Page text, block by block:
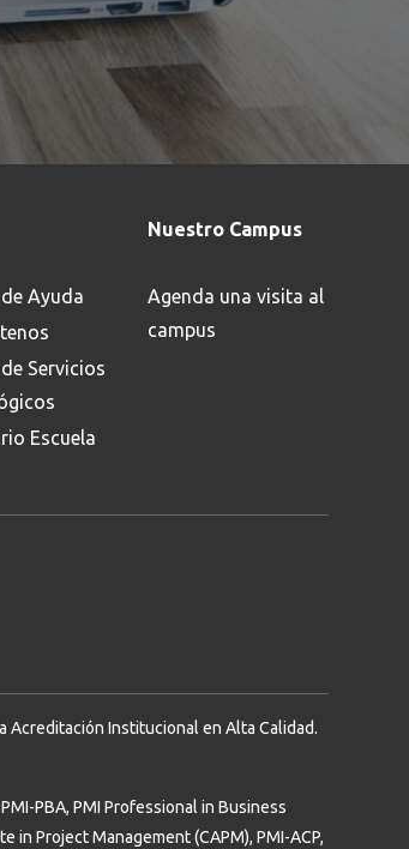
Ayuda
Servicios
Escuela
Nuestro Campus
Agenda una visita al
campus
Acreditación Institucional en Alta Calidad.
PBA, PMI Professional in Business
in Project Management (CAPM), PMI-ACP,